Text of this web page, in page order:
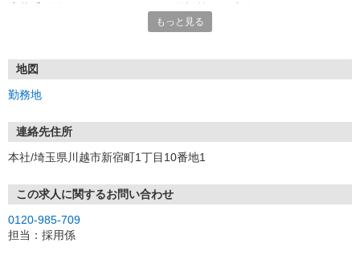
下記の発信番号にてSMSが届きます。
●Docomo及びauの場合：05088921077
Eメールの場合
「＠yaoko-job.net」のドメインからメール発信されます。
い。
※なお、応募書類の返却はいたしませんのでご了承ください。
‥選考フロー‥
もっと見る
地図
勤務地
連絡先住所
本社/埼玉県川越市新宿町1丁目10番地1
この求人に関するお問い合わせ
0120-985-709
担当：採用係